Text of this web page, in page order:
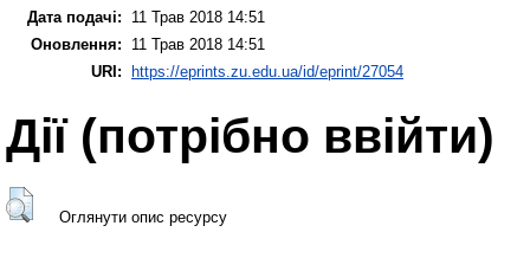
Дата подачі:
11 Трав 2018 14:51
Оновлення:
11 Трав 2018 14:51
URI: https://eprints.zu.edu.ua/id/eprint/27054
Дії ​​(потрібно ввійти)
Оглянути опис ресурсу